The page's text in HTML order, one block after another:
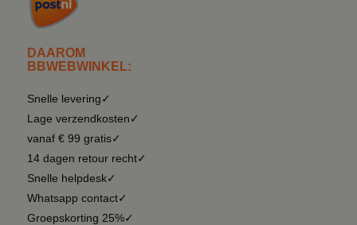
DAAROM
BBWEBWINKEL:
Snelle levering✓
Lage verzendkosten✓
vanaf € 99 gratis✓
14 dagen retour recht✓
Snelle helpdesk✓
Whatsapp contact✓
Groepskorting 25%✓